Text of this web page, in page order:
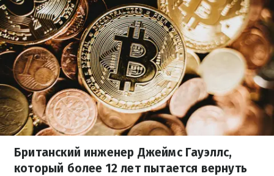
Британский инженер Джеймс Гауэллс,
который более 12 лет пытается вернуть